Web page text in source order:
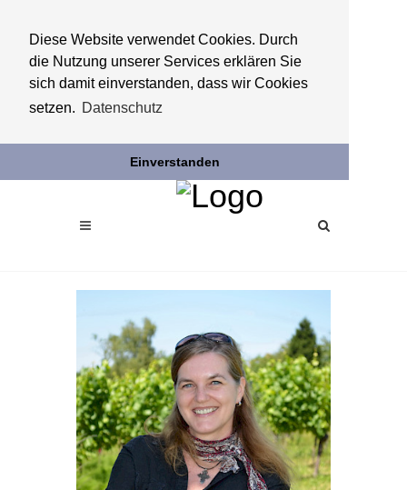
Diese Website verwendet Cookies. Durch
die Nutzung unserer Services erklären Sie
sich damit einverstanden, dass wir Cookies
setzen. Datenschutz
Einverstanden